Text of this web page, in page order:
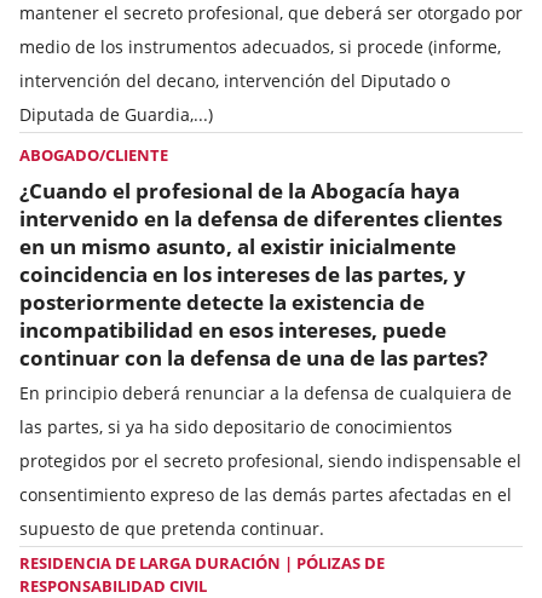
mantener el secreto profesional, que deberá ser otorgado por
medio de los instrumentos adecuados, si procede (informe,
intervención del decano, intervención del Diputado o
Diputada de Guardia,...)
ABOGADO/CLIENTE
¿Cuando el profesional de la Abogacía haya
intervenido en la defensa de diferentes clientes
en un mismo asunto, al existir inicialmente
coincidencia en los intereses de las partes, y
posteriormente detecte la existencia de
incompatibilidad en esos intereses, puede
continuar con la defensa de una de las partes?
En principio deberá renunciar a la defensa de cualquiera de
las partes, si ya ha sido depositario de conocimientos
protegidos por el secreto profesional, siendo indispensable el
consentimiento expreso de las demás partes afectadas en el
supuesto de que pretenda continuar.
RESIDENCIA DE LARGA DURACIÓN | PÓLIZAS DE
RESPONSABILIDAD CIVIL